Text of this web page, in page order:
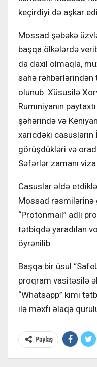
keçirdiyi də aşkar
Mossad şəbəkə
başqa ölkələrdə
da daxil olmaqla,
sahə rəhbərlərindən
olunub. Xüsusilə
Rumıniyanın
şəhərində və
xaricdəki
görüşdükləri və
Səfərlər zamanı
Casuslar əldə
Mossad rəsmilərinə
“Protonmail” adlı
tətbiqdə yaradılan
öyrənilib.
Başqa bir üsul
proqram vasitəsilə
“Whatsapp” kimi
ilə məxfi əlaqə
Paylaş